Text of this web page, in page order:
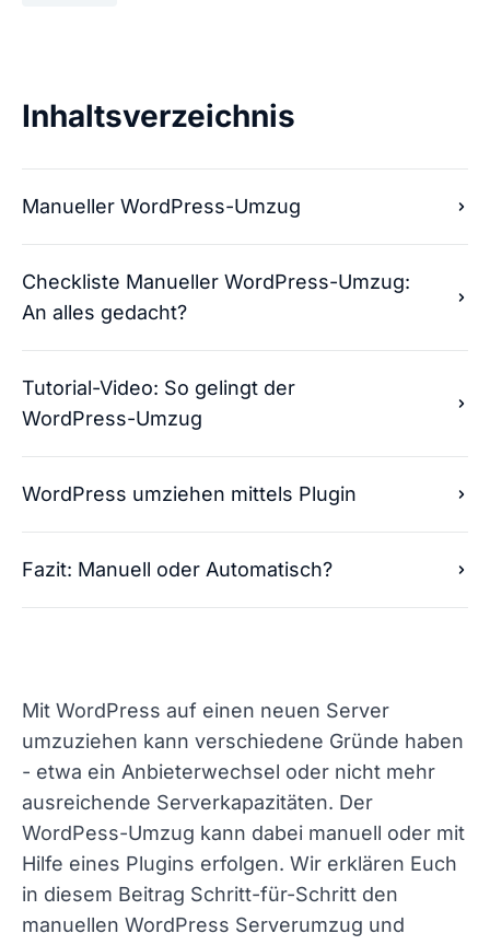
Inhaltsverzeichnis
Manueller WordPress-Umzug
Checkliste Manueller WordPress-Umzug:
An alles gedacht?
Tutorial-Video: So gelingt der
WordPress-Umzug
WordPress umziehen mittels Plugin
Fazit: Manuell oder Automatisch?
Mit WordPress auf einen neuen Server
umzuziehen kann verschiedene Gründe haben
- etwa ein Anbieterwechsel oder nicht mehr
ausreichende Serverkapazitäten. Der
WordPess-Umzug kann dabei manuell oder mit
Hilfe eines Plugins erfolgen. Wir erklären Euch
in diesem Beitrag Schritt-für-Schritt den
manuellen WordPress Serverumzug und